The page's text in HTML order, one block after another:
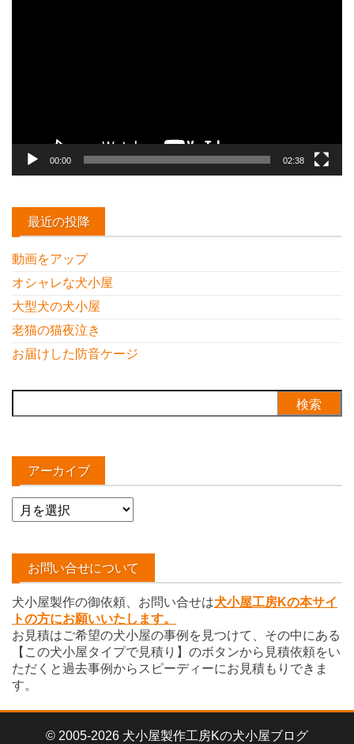
00:00 02:38
最近の投降
動画をアップ
オシャレな犬小屋
大型犬の犬小屋
老猫の猫夜泣き
お届けした防音ケージ
索:
アーカイブ
ア
ー
イ
お問い合せについて
犬小屋製作の御依頼、お問い合せは犬小屋工房Kの本サイ
トの方にお願いいたします。
お見積はご希望の犬小屋の事例を見つけて、その中にある
【この犬小屋タイプで見積り】のボタンから見積依頼をい
ただくと過去事例からスピーディーにお見積もりできま
す。
© 2005-2026 犬小屋製作工房Kの犬小屋ブログ